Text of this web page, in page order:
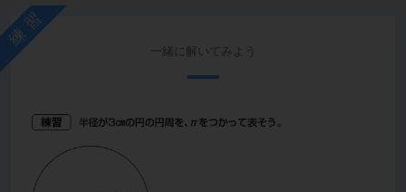
練習
一緒に解いてみよう